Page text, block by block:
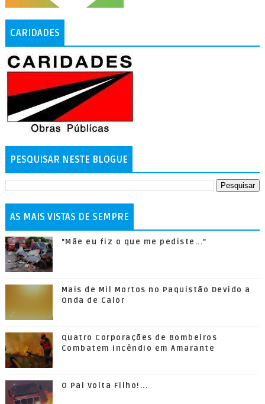
CARIDADES
PESQUISAR NESTE BLOGUE
AS MAIS VISTAS DE SEMPRE
"Mãe eu fiz o que me pediste..."
Mais de Mil Mortos no Paquistão Devido a
Onda de Calor
Quatro Corporações de Bombeiros
Combatem Incêndio em Amarante
O Pai Volta Filho!...